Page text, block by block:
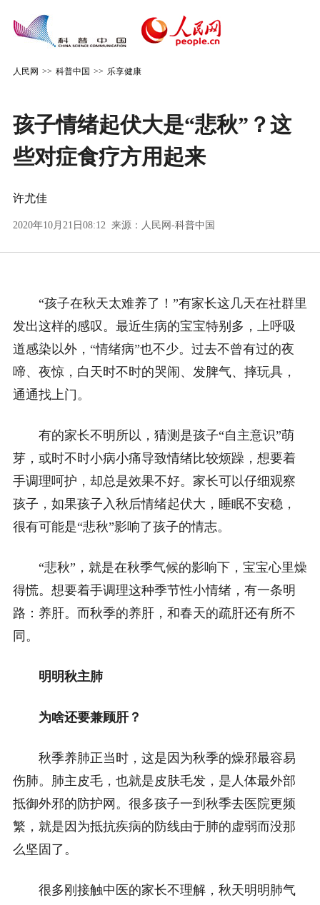
人民网 >> 科普中国 >> 乐享健康
孩子情绪起伏大是“悲秋”？这
些对症食疗方用起来
许尤佳
2020年10月21日08:12 来源： 人民网-科普中国
“孩子在秋天太难养了！”有家长这几天在社群里
发出这样的感叹。最近生病的宝宝特别多，上呼吸
道感染以外，“情绪病”也不少。过去不曾有过的夜
啼、夜惊，白天时不时的哭闹、发脾气、摔玩具，
通通找上门。
有的家长不明所以，猜测是孩子“自主意识”萌
芽，或时不时小病小痛导致情绪比较烦躁，想要着
手调理呵护，却总是效果不好。 家长可以仔细观察
孩子，如果孩子入秋后情绪起伏大，睡眠不安稳，
很有可能是“悲秋”影响了孩子的情志。
“悲秋”，就是在秋季气候的影响下，宝宝心里燥
得慌。想要着手调理这种季节性小情绪，有一条明
路：养肝。而秋季的养肝，和春天的疏肝还有所不
同。
明明秋主肺
为啥还要兼顾肝？
秋季养肺正当时，这是因为秋季的燥邪最容易
伤肺。肺主皮毛，也就是皮肤毛发，是人体最外部
抵御外邪的防护网。很多孩子一到秋季去医院更频
繁，就是因为抵抗疾病的防线由于肺的虚弱而没那
么坚固了。
很多刚接触中医的家长不理解，秋天明明肺气